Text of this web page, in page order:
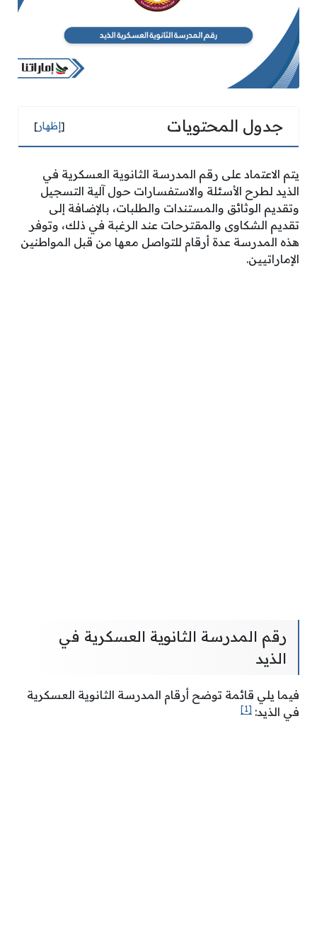
جدول المحتويات [إظهار]
يتم الاعتماد على رقم المدرسة الثانوية العسكرية في
الذيد لطرح الأسئلة والاستفسارات حول آلية التسجيل
وتقديم الوثائق والمستندات والطلبات، بالإضافة إلى
تقديم الشكاوى والمقترحات عند الرغبة في ذلك، وتوفر
هذه المدرسة عدة أرقام للتواصل معها من قبل المواطنين
الإماراتيين.
رقم المدرسة الثانوية العسكرية في
الذيد
فيما يلي قائمة توضح أرقام المدرسة الثانوية العسكرية
في الذيد: [1]